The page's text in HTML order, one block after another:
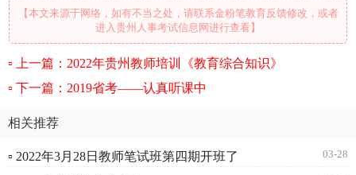
【本文来源于网络，如有不当之处，请联系金粉笔教育反馈修改，或者
进入贵州人事考试信息网进行查看】
上一篇：2022年贵州教师培训《教育综合知识》
下一篇：2019省考——认真听课中
相关推荐
▫ 2022年3月28日教师笔试班第四期开班了 03-28